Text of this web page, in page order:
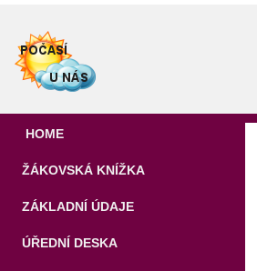
HOME
ŽÁKOVSKÁ KNÍŽKA
ZÁKLADNÍ ÚDAJE
ÚŘEDNÍ DESKA